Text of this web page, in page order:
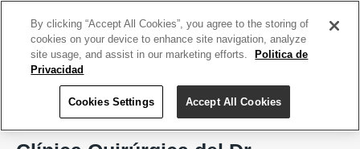
Clínica Quirúrgica del Dr. Corretjer, San Juan
By clicking “Accept All Cookies”, you agree to the storing of
cookies on your device to enhance site navigation, analyze
site usage, and assist in our marketing efforts.
Politica de
Privacidad
Cookies Settings Accept All Cookies